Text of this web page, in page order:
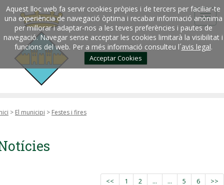
Aquest lloc web fa servir cookies pròpies i de tercers per faciliar-te
una experiència de navegació òptima i recabar informació anònima
per millorar i adaptar-nos a les teves preferències i pautes de
navegació. Navegar sense acceptar les cookies limitarà la visibilitat i
funcions del web. Per a més informació consulteu l´avis legal.
Acceptar Cookies
> El municipi > Festes i fires
<< 1 2 ... ... 5 6 >>